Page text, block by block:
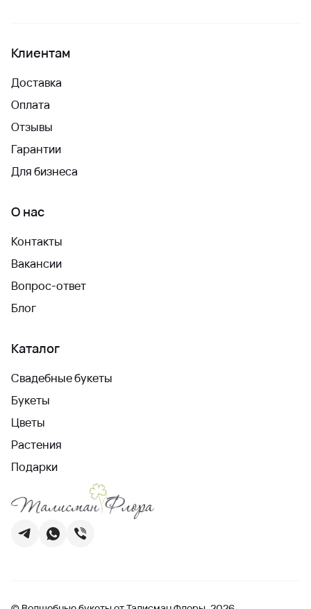
Клиентам
Доставка
Оплата
Отзывы
Гарантии
Для бизнеса
О нас
Контакты
Вакансии
Вопрос-ответ
Блог
Каталог
Свадебные букеты
Букеты
Цветы
Растения
Подарки